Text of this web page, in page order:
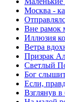
Москва -
Вне рамок
Иллюзия
Ветра
Призрак
Светлый
Бог
Если,
Взглянув в